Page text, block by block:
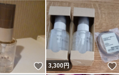
いいね！
3,300円